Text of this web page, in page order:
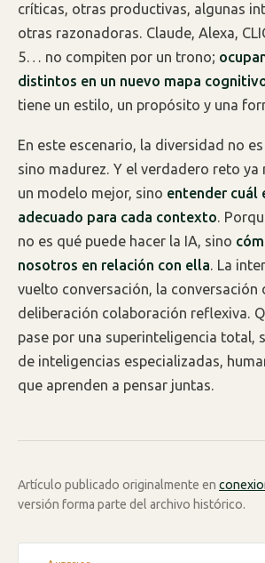
críticas, otras productivas, algunas
otras razonadoras. Claude, Alexa,
5… no compiten por un trono;
distintos en un nuevo mapa
tiene un estilo, un propósito y una
En este escenario, la diversidad no
sino madurez. Y el verdadero reto ya
un modelo mejor, sino entender cuál
adecuado para cada contexto.
no es qué puede hacer la IA, sino
nosotros en relación con ella. La
vuelto conversación, la conversación
deliberación colaboración reflexiva.
pase por una superinteligencia total,
de inteligencias especializadas,
que aprenden a pensar juntas.
Artículo publicado originalmente en
versión forma parte del archivo histórico.